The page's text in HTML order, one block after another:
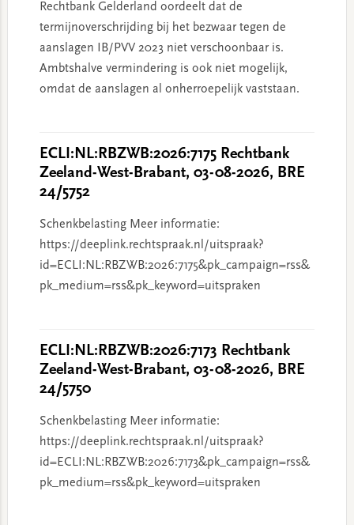
Rechtbank Gelderland oordeelt dat de
termijnoverschrijding bij het bezwaar tegen de
aanslagen IB/PVV 2023 niet verschoonbaar is.
Ambtshalve vermindering is ook niet mogelijk,
omdat de aanslagen al onherroepelijk vaststaan.
ECLI:NL:RBZWB:2026:7175 Rechtbank
Zeeland-West-Brabant, 03-08-2026, BRE
24/5752
Schenkbelasting Meer informatie:
https://deeplink.rechtspraak.nl/uitspraak?
id=ECLI:NL:RBZWB:2026:7175&pk_campaign=rss&
pk_medium=rss&pk_keyword=uitspraken
ECLI:NL:RBZWB:2026:7173 Rechtbank
Zeeland-West-Brabant, 03-08-2026, BRE
24/5750
Schenkbelasting Meer informatie:
https://deeplink.rechtspraak.nl/uitspraak?
id=ECLI:NL:RBZWB:2026:7173&pk_campaign=rss&
pk_medium=rss&pk_keyword=uitspraken